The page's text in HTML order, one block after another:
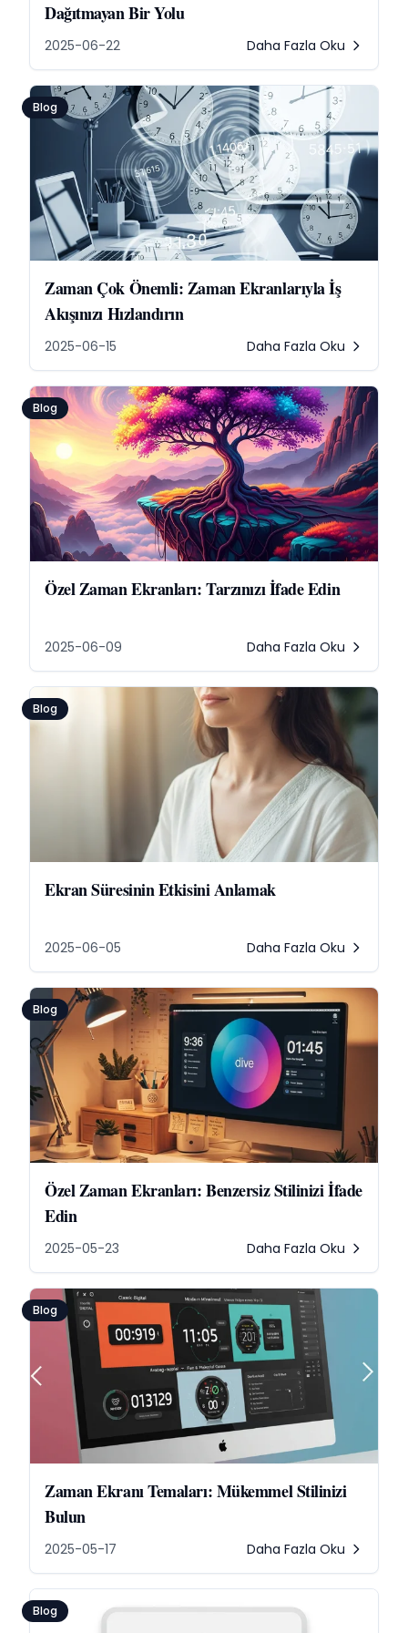
Dağıtmayan Bir Yolu
2025-06-22 Daha Fazla Oku
Blog
Zaman Çok Önemli: Zaman Ekranlarıyla İş
Akışınızı Hızlandırın
2025-06-15 Daha Fazla Oku
Blog
Özel Zaman Ekranları: Tarzınızı İfade Edin
2025-06-09 Daha Fazla Oku
Blog
Ekran Süresinin Etkisini Anlamak
2025-06-05 Daha Fazla Oku
Blog
Özel Zaman Ekranları: Benzersiz Stilinizi İfade
Edin
2025-05-23 Daha Fazla Oku
Blog
Zaman Ekranı Temaları: Mükemmel Stilinizi
Bulun
2025-05-17 Daha Fazla Oku
Blog